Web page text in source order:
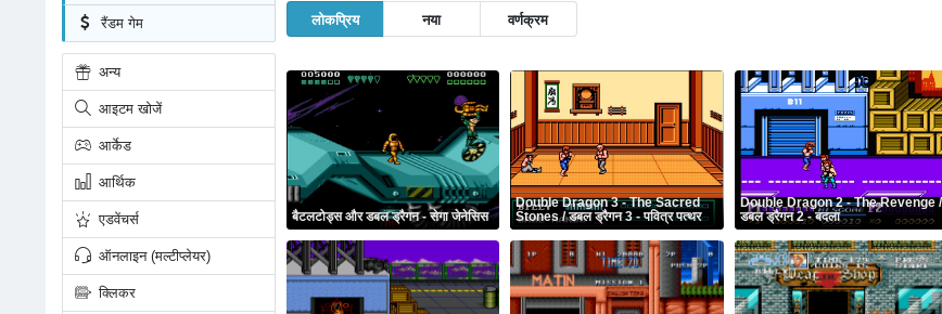
रैंडम गेम
अन्य
आइटम खोजें
आर्केड
आर्थिक
एडवेंचर्स
ऑनलाइन (मल्टीप्लेयर)
क्लिकर
लोकप्रिय नया वर्णक्रम
बैटलटोड्स और डबल ड्रैगन - सेगा जेनेसिस
Double Dragon 3 - The Sacred
Stones / डबल ड्रैगन 3 - पवित्र पत्थर
Double Dragon 2 - The Revenge /
डबल ड्रैगन 2 - बदला